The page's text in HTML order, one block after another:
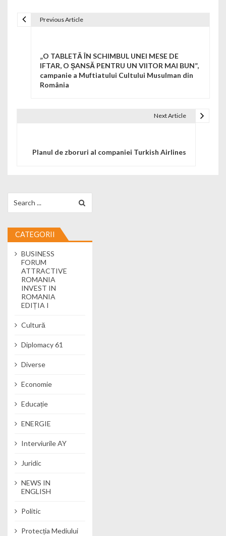
Previous Article
„O TABLETĂ ÎN SCHIMBUL UNEI MESE DE
IFTAR, O ȘANSĂ PENTRU UN VIITOR MAI BUN”,
campanie a Muftiatului Cultului Musulman din
România
Next Article
Planul de zboruri al companiei Turkish Airlines
CATEGORII
BUSINESS
FORUM
ATTRACTIVE
ROMANIA
INVEST IN
ROMANIA
EDIȚIA I
Cultură
Diplomacy 61
Diverse
Economie
Educație
ENERGIE
Interviurile AY
Juridic
NEWS IN
ENGLISH
Politic
Protecția Mediului